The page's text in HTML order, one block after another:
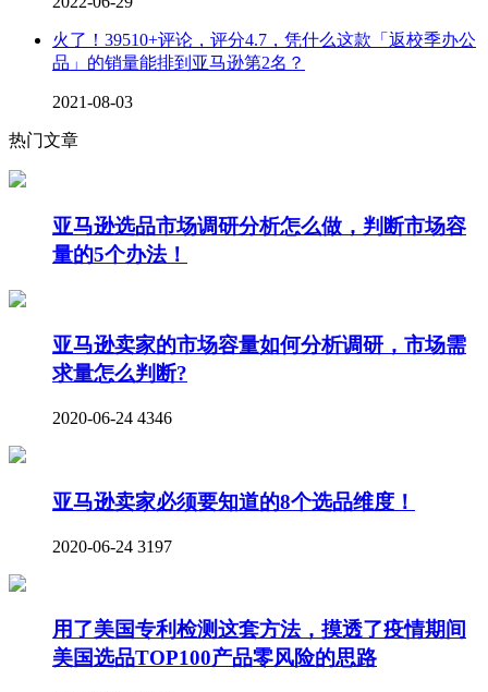
火了！39510+评论，评分4.7，凭什么这款「返校季办公
品」的销量能排到亚马逊第2名？
2021-08-03
热门文章
亚马逊选品市场调研分析怎么做，判断市场容
量的5个办法！
亚马逊卖家的市场容量如何分析调研，市场需
求量怎么判断?
2020-06-24 4346
亚马逊卖家必须要知道的8个选品维度！
2020-06-24 3197
用了美国专利检测这套方法，摸透了疫情期间
美国选品TOP100产品零风险的思路